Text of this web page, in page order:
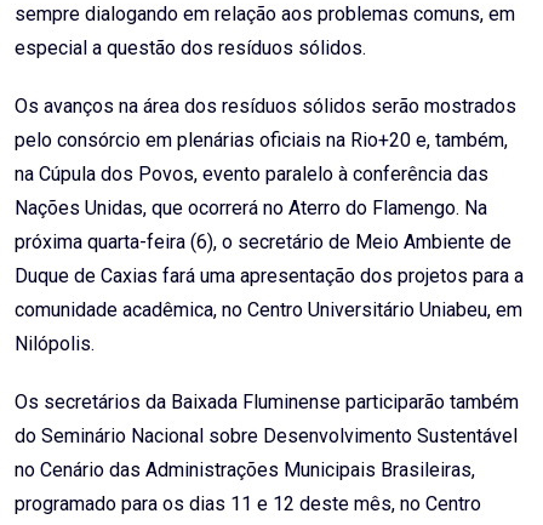
sempre dialogando em relação aos problemas comuns, em
especial a questão dos resíduos sólidos.
Os avanços na área dos resíduos sólidos serão mostrados
pelo consórcio em plenárias oficiais na Rio+20 e, também,
na Cúpula dos Povos, evento paralelo à conferência das
Nações Unidas, que ocorrerá no Aterro do Flamengo. Na
próxima quarta-feira (6), o secretário de Meio Ambiente de
Duque de Caxias fará uma apresentação dos projetos para a
comunidade acadêmica, no Centro Universitário Uniabeu, em
Nilópolis.
Os secretários da Baixada Fluminense participarão também
do Seminário Nacional sobre Desenvolvimento Sustentável
no Cenário das Administrações Municipais Brasileiras,
programado para os dias 11 e 12 deste mês, no Centro